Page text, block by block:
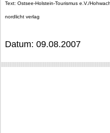
Text: Ostsee-Holstein-Tourismus e.V./
nordlicht verlag
Datum: 09.08.2007